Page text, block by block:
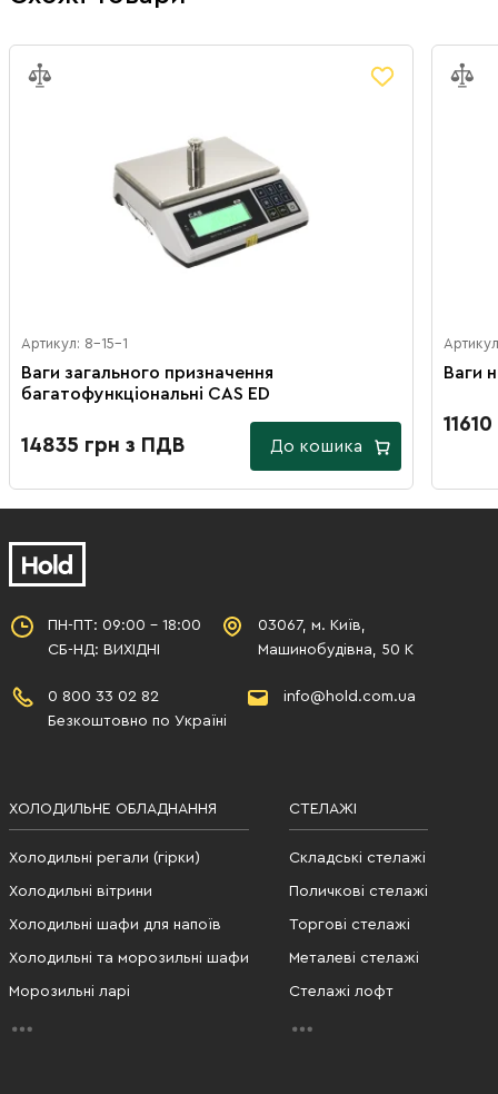
Артикул: 8-15-1
Ваги загального призначення
багатофункціональні CAS ED
14835 грн з ПДВ До кошика
Ваги
ПН-ПТ: 09:00 - 18:00
СБ-НД: ВИХІДНІ
03067, м. Київ,
Машинобудівна, 50 К
0 800 33 02 82
Безкоштовно по Україні
info@hold.com.ua
ХОЛОДИЛЬНЕ ОБЛАДНАННЯ
Холодильні регали (гірки)
Холодильні вітрини
Холодильні шафи для напоїв
Холодильні та морозильні шафи
Морозильні ларі
СТЕЛАЖІ
Складські стелажі
Поличкові стелажі
Торгові стелажі
Металеві стелажі
Стелажі лофт